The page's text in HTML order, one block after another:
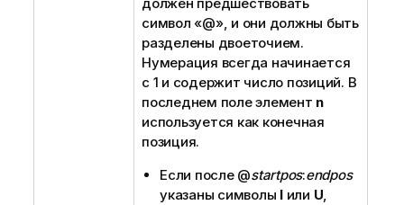
должен предшествовать
символ «@», и они должны быть
разделены двоеточием.
Нумерация всегда начинается
с 1 и содержит число позиций. В
последнем поле элемент n
используется как конечная
позиция.
Если после @startpos:endpos
указаны символы Iили U,